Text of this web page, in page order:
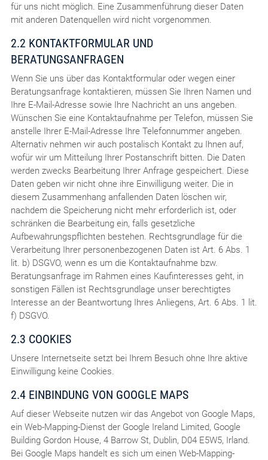
für uns nicht möglich. Eine Zusammenführung dieser Daten
mit anderen Datenquellen wird nicht vorgenommen.
2.2 KONTAKTFORMULAR UND
BERATUNGSANFRAGEN
Wenn Sie uns über das Kontaktformular oder wegen einer
Beratungsanfrage kontaktieren, müssen Sie Ihren Namen und
Ihre E-Mail-Adresse sowie Ihre Nachricht an uns angeben.
Wünschen Sie eine Kontaktaufnahme per Telefon, müssen Sie
anstelle Ihrer E-Mail-Adresse Ihre Telefonnummer angeben.
Alternativ nehmen wir auch postalisch Kontakt zu Ihnen auf,
wofür wir um Mitteilung Ihrer Postanschrift bitten. Die Daten
werden zwecks Bearbeitung Ihrer Anfrage gespeichert. Diese
Daten geben wir nicht ohne ihre Einwilligung weiter. Die in
diesem Zusammenhang anfallenden Daten löschen wir,
nachdem die Speicherung nicht mehr erforderlich ist, oder
schränken die Bearbeitung ein, falls gesetzliche
Aufbewahrungspflichten bestehen. Rechtsgrundlage für die
Verarbeitung Ihrer personenbezogenen Daten ist Art. 6 Abs. 1
lit. b) DSGVO, wenn es um die Kontaktaufnahme bzw.
Beratungsanfrage im Rahmen eines Kaufinteresses geht, in
sonstigen Fällen ist Rechtsgrundlage unser berechtigtes
Interesse an der Beantwortung Ihres Anliegens, Art. 6 Abs. 1 lit.
f) DSGVO.
2.3 COOKIES
Unsere Internetseite setzt bei Ihrem Besuch ohne Ihre aktive
Einwilligung keine Cookies.
2.4 EINBINDUNG VON GOOGLE MAPS
Auf dieser Webseite nutzen wir das Angebot von Google Maps,
ein Web-Mapping-Dienst der Google Ireland Limited, Google
Building Gordon House, 4 Barrow St, Dublin, D04 E5W5, Irland.
Bei Google Maps handelt es sich um einen Web-Mapping-